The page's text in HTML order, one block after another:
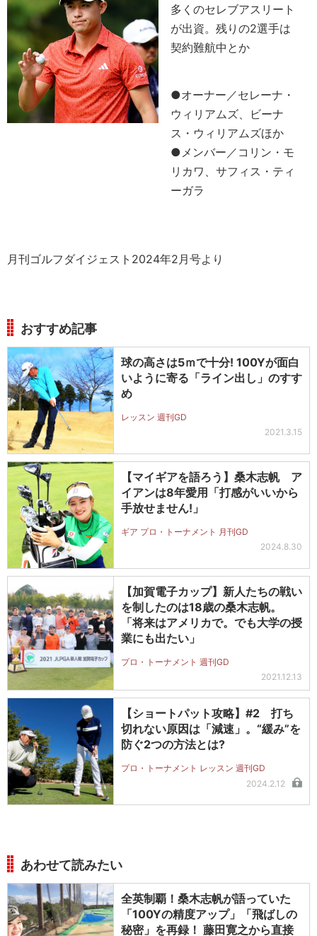
多くのセレブアスリート
が出資。残りの2選手は
契約難航中とか
●オーナー／セレーナ・
ウィリアムズ、ビーナ
ス・ウィリアムズほか
●メンバー／コリン・モ
リカワ、サフィス・ティ
ーガラ
月刊ゴルフダイジェスト2024年2月号より
おすすめ記事
球の高さは5ｍで十分! 100Yが面白
いように寄る「ライン出し」のすす
め
レッスン 週刊GD
2021.3.15
【マイギアを語ろう】桑木志帆 ア
イアンは8年愛用「打感がいいから
手放せません!」
ギア プロ・トーナメント 月刊GD
2024.8.30
【加賀電子カップ】新人たちの戦い
を制したのは18歳の桑木志帆。
「将来はアメリカで。でも大学の授
業にも出たい」
プロ・トーナメント 週刊GD
2021.12.13
【ショートパット攻略】#2 打ち
切れない原因は「減速」。“緩み”を
防ぐ2つの方法とは?
プロ・トーナメント レッスン 週刊GD
2024.2.12
あわせて読みたい
全英制覇！桑木志帆が語っていた
「100Yの精度アップ」「飛ばしの
秘密」を再録！ 藤田寛之から直接